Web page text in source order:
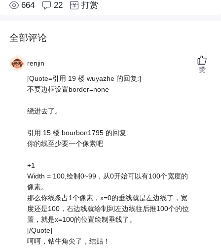
664 22 打赏
全部评论
renjin
[Quote=引用 19 楼 wuyazhe 的回复:]
不要边框设置border=none
绕进去了。
引用 15 楼 bourbon1795 的回复:
你的线至少要一个像素吧
+1
Width = 100,绘制0~99，从0开始可以有100个宽度的
像素。
那么你线条占1个像素，x=0的垂线就是左边线了，宽
度还是100，右边线就绘制到左边线往后推100个的位
置，就是x=100的位置绘制垂线了。
[/Quote]
呵呵，钻牛角尖了，结贴！
赞